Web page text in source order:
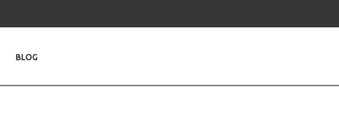
BLOG